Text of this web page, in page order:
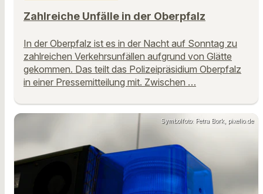
Zahlreiche Unfälle in der Oberpfalz
In der Oberpfalz ist es in der Nacht auf Sonntag zu
zahlreichen Verkehrsunfällen aufgrund von Glätte
gekommen. Das teilt das Polizeipräsidium Oberpfalz
in einer Pressemitteilung mit. Zwischen …
Symbolfoto: Petra Bork, pixelio.de